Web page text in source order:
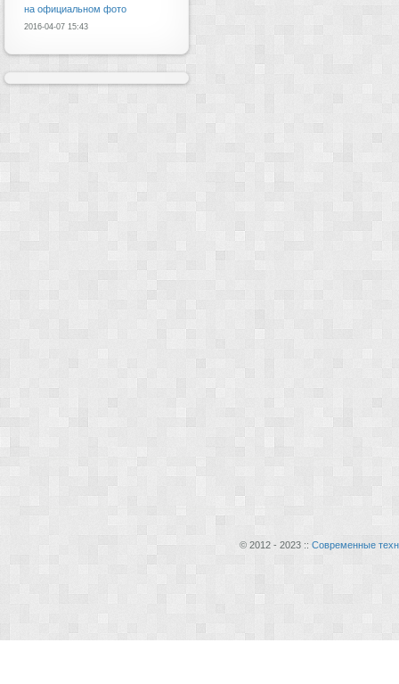
на официальном фото
2016-04-07 15:43
© 2012 - 2023 :: Современные